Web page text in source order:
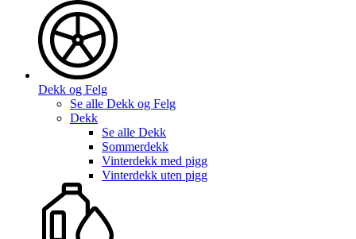
Dekk og Felg
Se alle Dekk og Felg
Dekk
Se alle Dekk
Sommerdekk
Vinterdekk med pigg
Vinterdekk uten pigg